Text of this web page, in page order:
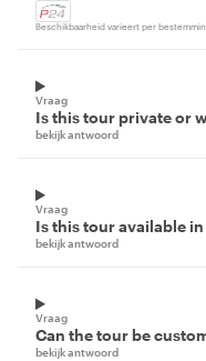
Beschikbaarheid varieert per
Vraag
Is this tour private or
bekijk antwoord
Vraag
Is this tour available
bekijk antwoord
Vraag
Can the tour be
bekijk antwoord